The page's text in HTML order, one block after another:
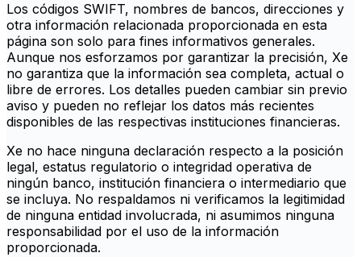
Los códigos SWIFT, nombres de bancos, direcciones y
otra información relacionada proporcionada en esta
página son solo para fines informativos generales.
Aunque nos esforzamos por garantizar la precisión, Xe
no garantiza que la información sea completa, actual o
libre de errores. Los detalles pueden cambiar sin previo
aviso y pueden no reflejar los datos más recientes
disponibles de las respectivas instituciones financieras.
Xe no hace ninguna declaración respecto a la posición
legal, estatus regulatorio o integridad operativa de
ningún banco, institución financiera o intermediario que
se incluya. No respaldamos ni verificamos la legitimidad
de ninguna entidad involucrada, ni asumimos ninguna
responsabilidad por el uso de la información
proporcionada.